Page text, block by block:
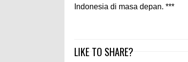
Indonesia di masa depan. ***
LIKE TO SHARE?